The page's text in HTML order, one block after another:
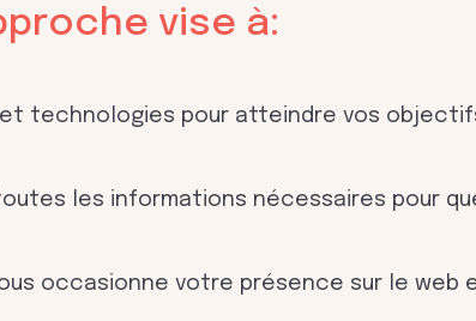
vise à:
technologies pour atteindre vos
les informations nécessaires pour
occasionne votre présence sur le